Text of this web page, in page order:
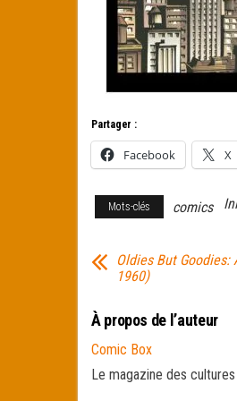
Partager :
Facebook X
Mots-clés comics
Oldies But
1960)
À propos de l’auteur
Comic Box
Le magazine des